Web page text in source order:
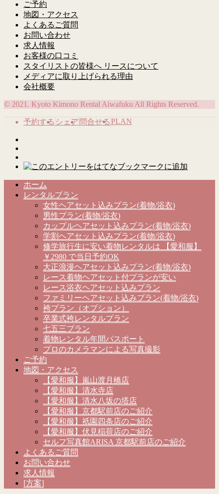
ご予約
地図・アクセス
よくあるご質問
お問い合わせ
求人情報
お客様の口コミ
スタイリストの皆様へ リースについて
メディアに取り上げられる理由
会社概要
© 2021. Kyoto Kimono Rental Aiwafuku All Rights Reserved.
予約する シェア 問合せるPLAN
ホーム
レンタルプラン
女性ヘアセット込みプラン(着物/浴衣)
男性プラン(着物/浴衣)
カップルヘアセット込みプラン(着物/浴衣)
学割ヘアセット込みプラン(着物/浴衣)
修学旅行生に安い着物レンタルは 【愛和服】
￥2980 で当日予約OK
大正浪漫ヘアセット込みプラン(着物/浴衣)
レース着物ヘアセット付プランが安い
レース浴衣ヘアセット込みプラン
ファミリーヘアセット込みプラン(着物/浴衣)
袴プラン（オプション）
卒業式袴レンタルプラン
七五三プラン
着物レンタル年間パスポート
プロのカメラマンによる写真撮影
ご予約
地図・アクセス
【愛和服】嵐山渡月橋店
【愛和服】清水寺店
【愛和服】清水八坂の塔店
【愛和服】京都駅前店のご紹介
【愛和服】祇園四条店のご紹介
【愛和服】伏見稲荷店のご紹介
セルフ写真館ARISA 京都駅前店のご紹介
よくあるご質問
お問い合わせ
求人情報
[方案]